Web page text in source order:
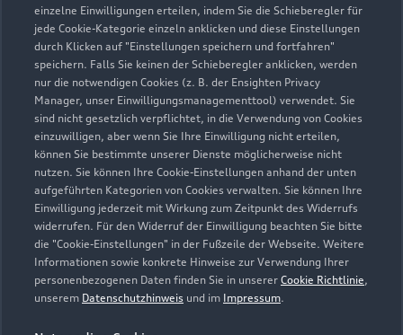
einzelne Einwilligungen erteilen, indem Sie die Schieberegler für
jede Cookie-Kategorie einzeln anklicken und diese Einstellungen
durch Klicken auf "Einstellungen speichern und fortfahren"
speichern. Falls Sie keinen der Schieberegler anklicken, werden
nur die notwendigen Cookies (z. B. der Ensighten Privacy
Manager, unser Einwilligungsmanagementtool) verwendet. Sie
sind nicht gesetzlich verpflichtet, in die Verwendung von Cookies
einzuwilligen, aber wenn Sie Ihre Einwilligung nicht erteilen,
können Sie bestimmte unserer Dienste möglicherweise nicht
nutzen. Sie können Ihre Cookie-Einstellungen anhand der unten
aufgeführten Kategorien von Cookies verwalten. Sie können Ihre
Einwilligung jederzeit mit Wirkung zum Zeitpunkt des Widerrufs
widerrufen. Für den Widerruf der Einwilligung beachten Sie bitte
die "Cookie-Einstellungen" in der Fußzeile der Webseite. Weitere
Informationen sowie konkrete Hinweise zur Verwendung Ihrer
personenbezogenen Daten finden Sie in unserer Cookie Richtlinie,
unserem Datenschutzhinweis und im Impressum.
Zur Reparatur